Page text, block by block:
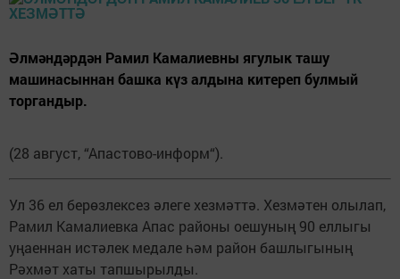
Әлмәндәрдән Рамил Камалиевны ягулык ташу
машинасыннан башка күз алдына китереп булмый
торгандыр.
(28 август, “Апастово-информ“).
Ул 36 ел берөзлексез әлеге хезмәттә. Хезмәтен олылап,
Рамил Камалиевка Апас районы оешуның 90 еллыгы
уңаеннан истәлек медале һәм район башлыгының
Рәхмәт хаты тапшырылды.